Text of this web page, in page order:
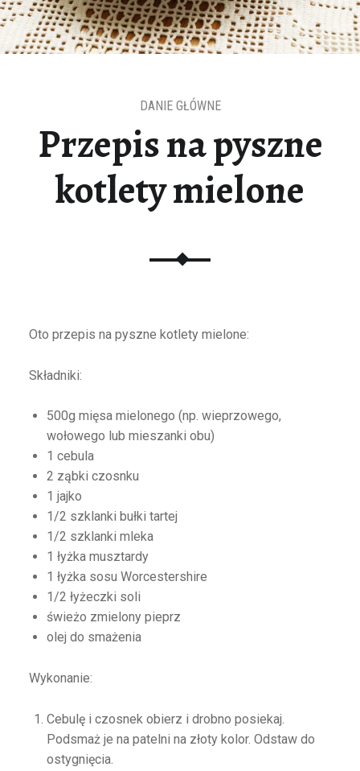
Przepis na pyszne
kotlety mielone
DANIE GŁÓWNE
Oto przepis na pyszne kotlety mielone:
Składniki:
500g mięsa mielonego (np. wieprzowego,
wołowego lub mieszanki obu)
1 cebula
2 ząbki czosnku
1 jajko
1/2 szklanki bułki tartej
1/2 szklanki mleka
1 łyżka musztardy
1 łyżka sosu Worcestershire
1/2 łyżeczki soli
świeżo zmielony pieprz
olej do smażenia
Wykonanie:
Cebulę i czosnek obierz i drobno posiekaj.
Podsmaż je na patelni na złoty kolor. Odstaw do
ostygnięcia.